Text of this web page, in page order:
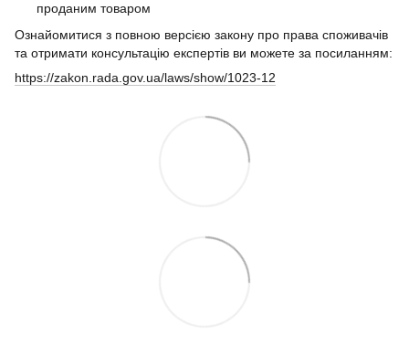
проданим товаром
Ознайомитися з повною версією закону про права споживачів
та отримати консультацію експертів ви можете за посиланням:
https://zakon.rada.gov.ua/laws/show/1023-12